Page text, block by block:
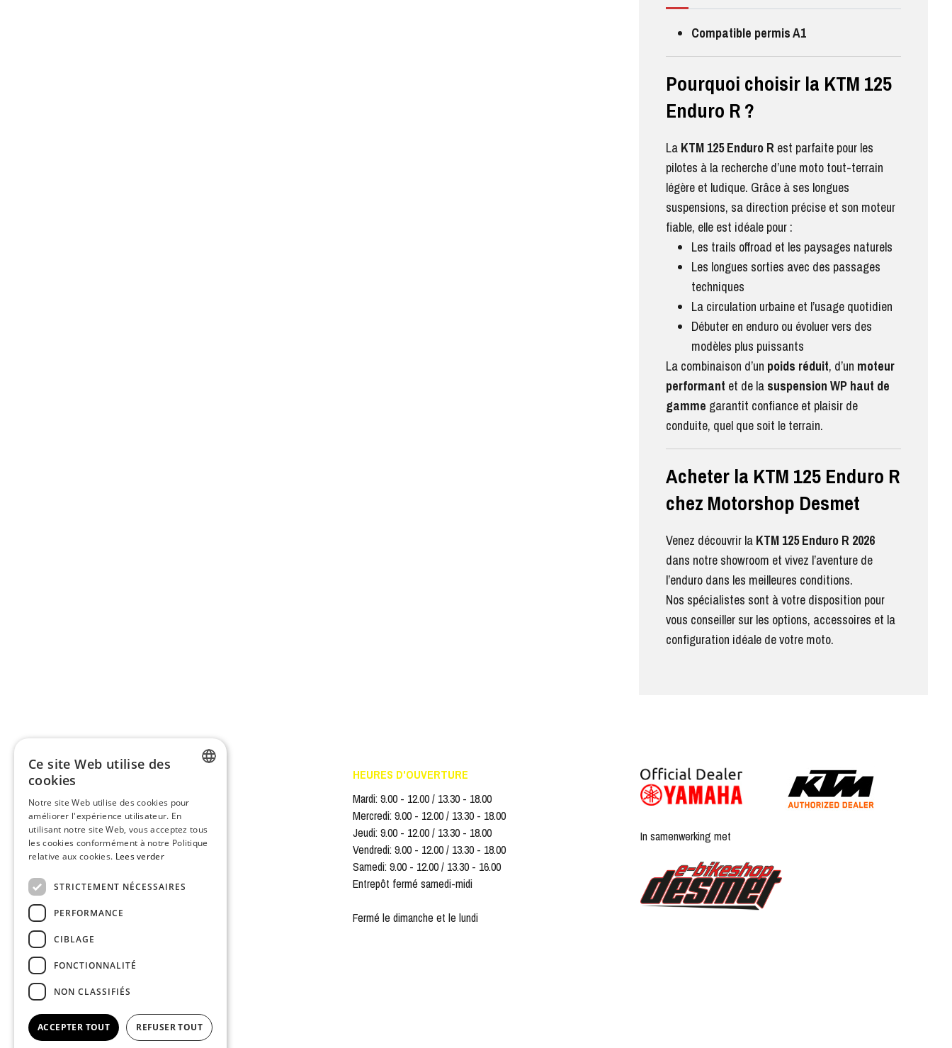
Compatible permis A1
Pourquoi choisir la KTM 125
Enduro R ?
La KTM 125 Enduro R est parfaite pour les
pilotes à la recherche d’une moto tout-terrain
légère et ludique. Grâce à ses longues
suspensions, sa direction précise et son moteur
fiable, elle est idéale pour :
Les trails offroad et les paysages naturels
Les longues sorties avec des passages
techniques
La circulation urbaine et l’usage quotidien
Débuter en enduro ou évoluer vers des
modèles plus puissants
La combinaison d’un poids réduit, d’un moteur
performant et de la suspension WP haut de
gamme garantit confiance et plaisir de
conduite, quel que soit le terrain.
Acheter la KTM 125 Enduro R
chez Motorshop Desmet
Venez découvrir la KTM 125 Enduro R 2026
dans notre showroom et vivez l’aventure de
l’enduro dans les meilleures conditions.
Nos spécialistes sont à votre disposition pour
vous conseiller sur les options, accessoires et la
configuration idéale de votre moto.
MOTORSHOP R. DESMET NV
Wortegemseweg 25
8790 Waregem
+32 56 60 45 05
BE 0425.899.977
sales@motorshop-desmet.be
clothing@motorshop-desmet.be
office@motorshop-desmet.be
SOCIALS
HEURES D'OUVERTURE
Mardi: 9.00 - 12.00 / 13.30 - 18.00
Mercredi: 9.00 - 12.00 / 13.30 - 18.00
Jeudi: 9.00 - 12.00 / 13.30 - 18.00
Vendredi: 9.00 - 12.00 / 13.30 - 18.00
Samedi: 9.00 - 12.00 / 13.30 - 16.00
Entrepôt fermé samedi-midi
Fermé le dimanche et le lundi
In samenwerking met
FRENCH
Ce site Web utilise des
cookies
Notre site Web utilise des cookies pour
améliorer l'expérience utilisateur. En
utilisant notre site Web, vous acceptez tous
les cookies conformément à notre Politique
relative aux cookies. Lees verder
STRICTEMENT NÉCESSAIRES
PERFORMANCE
CIBLAGE
FONCTIONNALITÉ
NON CLASSIFIÉS
ACCEPTER TOUT REFUSER TOUT